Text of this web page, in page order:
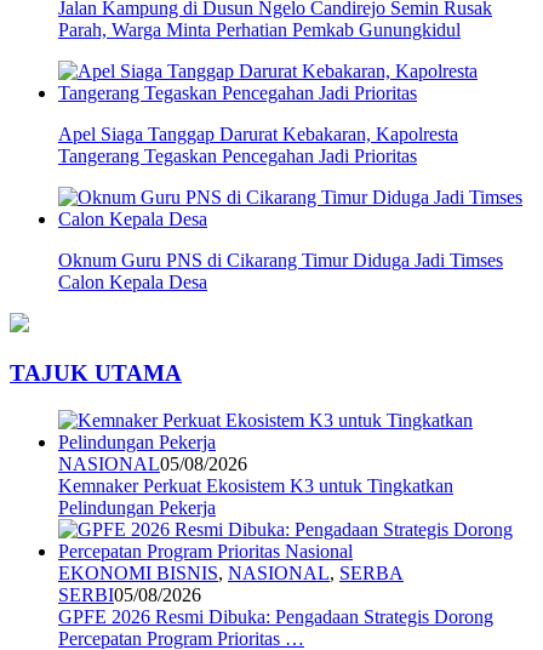
Jalan Kampung di Dusun Ngelo Candirejo Semin Rusak
Parah, Warga Minta Perhatian Pemkab Gunungkidul
Apel Siaga Tanggap Darurat Kebakaran, Kapolresta
Tangerang Tegaskan Pencegahan Jadi Prioritas
Oknum Guru PNS di Cikarang Timur Diduga Jadi Timses
Calon Kepala Desa
TAJUK UTAMA
NASIONAL05/08/2026
Kemnaker Perkuat Ekosistem K3 untuk Tingkatkan
Pelindungan Pekerja
EKONOMI BISNIS, NASIONAL, SERBA
SERBI05/08/2026
GPFE 2026 Resmi Dibuka: Pengadaan Strategis Dorong
Percepatan Program Prioritas …